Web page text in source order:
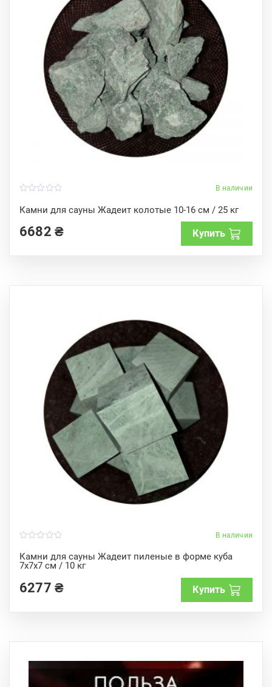
В наличии
Камни для сауны Жадеит колотые 10-16 см / 25 кг
o
u
o
f6682 ₴ Купить
В наличии
Камни для сауны Жадеит пиленые в форме куба
7x7x7 см / 10 кг
o
u
t
f
5
6277 ₴ Купить